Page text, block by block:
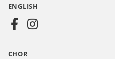
ENGLISH
CHOR